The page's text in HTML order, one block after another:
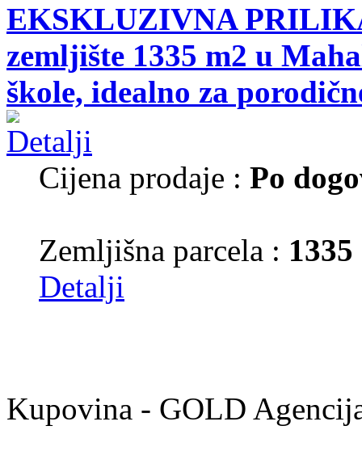
EKSKLUZIVNA
zemljište 1335 m2 u
škole, idealno za
Cijena prodaje : Po
Zemljišna parcela : 1335
Detalji
Kupovina - GOLD